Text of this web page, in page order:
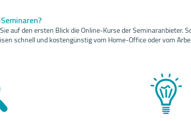
auf den ersten Blick die Online-Kurse der Seminaranbieter.
schnell und kostengünstig vom Home-Office oder vom